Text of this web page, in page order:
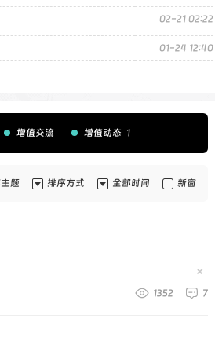
02-21 02:22
01-24 12:40
增值交流 增值动态 1
新窗
全部时间
排序方式
题
藏
置
7
1352